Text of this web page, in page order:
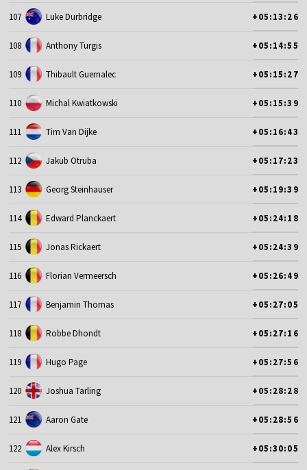
107 Luke Durbridge +05:13:26
108 Anthony Turgis +05:14:55
109 Thibault Guernalec +05:15:27
110 Michal Kwiatkowski +05:15:39
111 Tim Van Dijke +05:16:43
112 Jakub Otruba +05:17:23
113 Georg Steinhauser +05:19:39
114 Edward Planckaert +05:24:18
115 Jonas Rickaert +05:24:39
116 Florian Vermeersch +05:26:49
117 Benjamin Thomas +05:27:05
118 Robbe Dhondt +05:27:16
119 Hugo Page +05:27:56
120 Joshua Tarling +05:28:28
121 Aaron Gate +05:28:56
122 Alex Kirsch +05:30:05